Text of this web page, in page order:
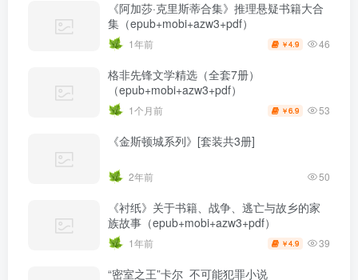
《阿加莎·克里斯蒂合集》推理悬疑书籍大合
集（epub+mobi+azw3+pdf）
1年前 ￥4.9 46
格非先锋文学精选（全套7册）
（epub+mobi+azw3+pdf）
1个月前 ￥6.9 53
《金斯顿城系列》[套装共3册]
2年前 50
《衬纸》关于书籍、战争、逃亡与故乡的家
族故事（epub+mobi+azw3+pdf）
1年前 ￥4.9 39
“密室之王”卡尔_不可能犯罪小说